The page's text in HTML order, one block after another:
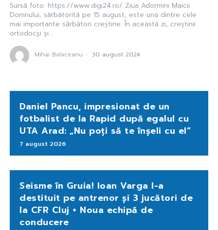
Sursă foto: https://www.digi24.ro/ Ziua Adormirii Maicii
Domnului, sărbătorită pe 15 august, este una dintre cele
mai importante sărbători creștine. În această zi, creștinii
ortodocși și...
Mihai Balaceanu - 30 august 2024
Daniel Pancu, impresionat de un
fotbalist de la Rapid după egalul cu
UTA Arad: „Nu poți să te înșeli cu el”
7 august 2026
Seisme în Gruia! Ioan Varga l-a
destituit pe antrenor și 3 jucători de
la CFR Cluj + Noua echipă de
conducere